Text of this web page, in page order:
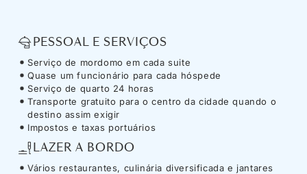
PESSOAL E SERVIÇOS
Serviço de mordomo em cada suite
Quase um funcionário para cada hóspede
Serviço de quarto 24 horas
Transporte gratuito para o centro da cidade quando o
destino assim exigir
Impostos e taxas portuários
LAZER A BORDO
Vários restaurantes, culinária diversificada e jantares